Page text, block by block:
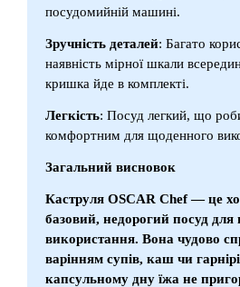
посудомийній машині.
Зручність деталей: Багато
наявність мірної шкали
кришка йде в комплекті.
Легкість: Посуд легкий, що
комфортним для щоденного
Загальний висновок
Каструля OSCAR Chef — це
базовий, недорогий посуд
використання. Вона чудово
варінням супів, каш чи
капсульному дну їжа не